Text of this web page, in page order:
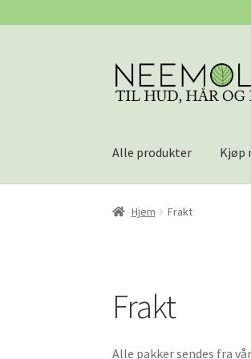
Hopp
til
navigasjon
Hopp
til
Alle produkter Kjøp
Hjem Frakt
Frakt
Alle pakker sendes fra